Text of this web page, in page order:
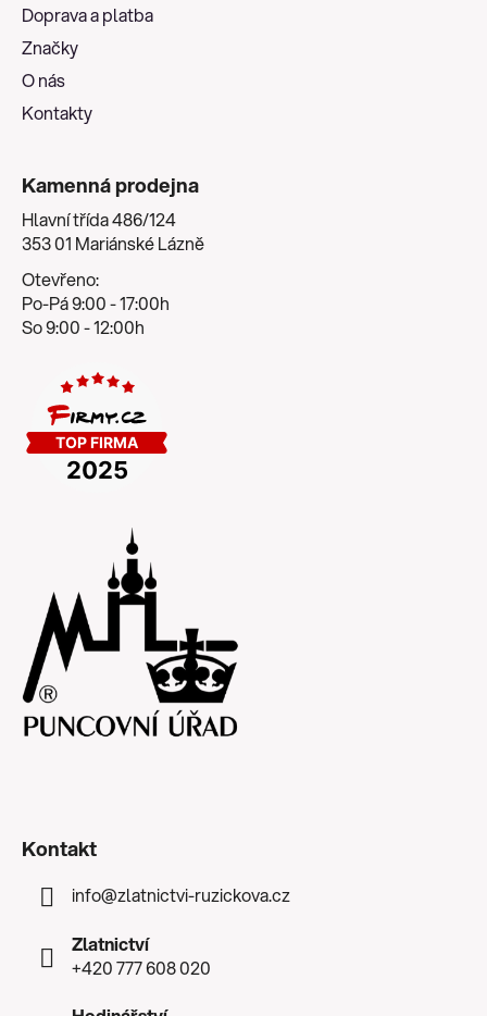
Doprava a platba
Značky
O nás
Kontakty
Kamenná prodejna
Hlavní třída 486/124
353 01 Mariánské Lázně
Otevřeno:
Po-Pá 9:00 - 17:00h
So 9:00 - 12:00h
Kontakt
info@zlatnictvi-ruzickova.cz
Zlatnictví
+420 777 608 020